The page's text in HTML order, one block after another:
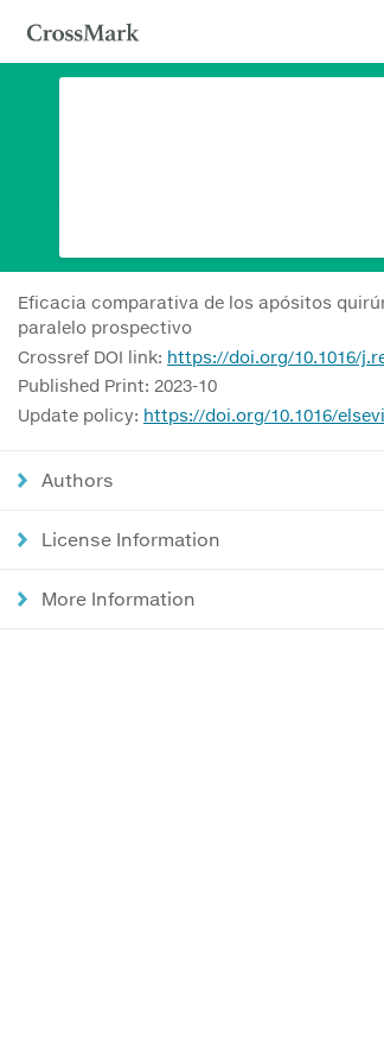
Eficacia comparativa de los apósitos
paralelo prospectivo
Crossref DOI link: https://doi.org/10.1016/
Published Print: 2023-10
Update policy: https://doi.org/10.1016/
Authors
License Information
More Information